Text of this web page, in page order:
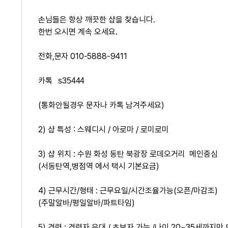
손님들은 항상 깨끗한 샵을 찾습니다.
한번 오시면 계속 오세요.
전화,문자 010-5888-9411
카톡s35444
(통화안될경우 문자나 카톡 남겨주세요)
2) 샵 특성 : 스웨디시 / 아로마 / 로미로미
3) 샵 위치 : 수원 화성 동탄 북광장 로데오거리 메인중심
(서동탄역,병점역 에서 택시 기본요금)
4) 근무시간/형태 : 근무요일/시간조율가능(오픈/마감조)
(주말알바/평일알바/파트타임)